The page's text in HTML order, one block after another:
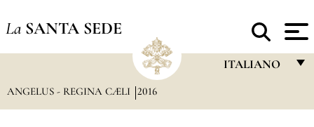
La SANTA SEDE
ITALIANO
ANGELUS - REGINA CÆLI 2016